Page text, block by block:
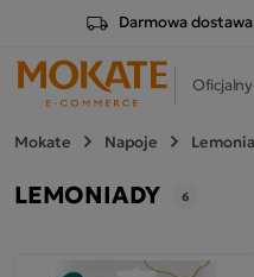
Darmowa
Mokate Napoje
LEMONIADY 6